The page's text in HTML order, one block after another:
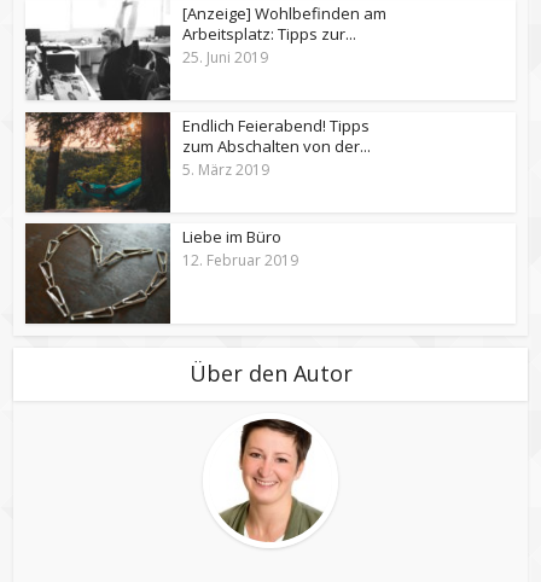
[Anzeige] Wohlbefinden am
Arbeitsplatz: Tipps zur...
25. Juni 2019
Endlich Feierabend! Tipps
zum Abschalten von der...
5. März 2019
Liebe im Büro
12. Februar 2019
Über den Autor